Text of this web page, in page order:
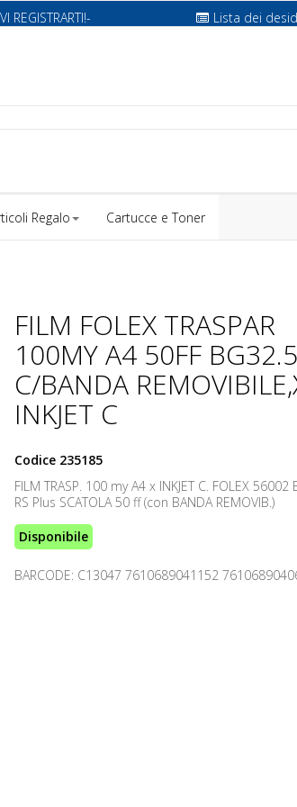
REGISTRARTI!- Lista dei
Regalo Cartucce e Toner
FILM FOLEX TRASPAR
100MY A4 50FF BG32.5
C/BANDA
INKJET C
Codice 235185
FILM TRASP. 100 my A4 x INKJET C. FOLEX 56002
RS Plus SCATOLA 50 ff (con BANDA REMOVIB.)
Disponibile
BARCODE: C13047 7610689041152